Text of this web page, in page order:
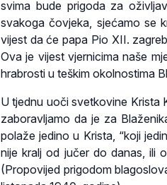
svima bude prigoda za
svakoga čovjeka, sjećamo se
vijest da će papa Pio XII.
Ova je vijest vjernicima naše
hrabrosti u teškim okolnostima
U tjednu uoči svetkovine Krista
zaboravljamo da je za
polaže jedino u Krista, “koji
nije kralj od jučer do danas, ili
(Propovijed prigodom